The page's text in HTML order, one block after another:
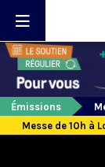
Émissions
Messe de 10h à